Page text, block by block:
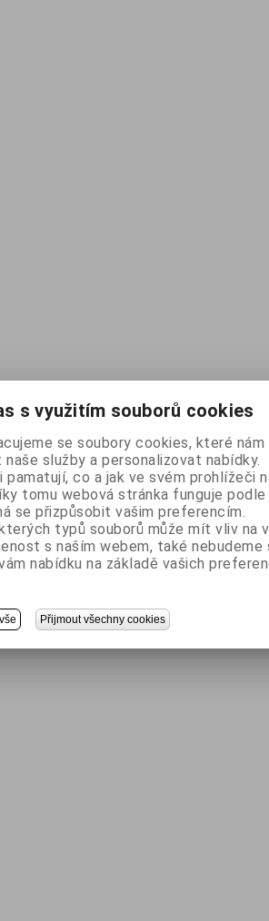
s využitím souborů cookies
se soubory cookies, které nám
služby a personalizovat nabídky.
pamatují, co a jak ve svém prohlížeči
tomu webová stránka funguje podle
se přizpůsobit vašim preferencím.
typů souborů může mít vliv na
s naším webem, také nebudeme
nabídku na základě vašich
Přijmout všechny cookies